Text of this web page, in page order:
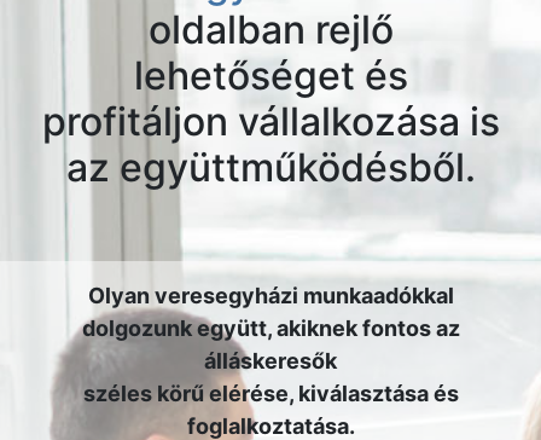
oldalban rejlő
lehetőséget és
profitáljon vállalkozása is
az együttműködésből.
Olyan veresegyházi munkaadókkal
dolgozunk együtt, akiknek fontos az
álláskeresők
széles körű elérése, kiválasztása és
foglalkoztatása.